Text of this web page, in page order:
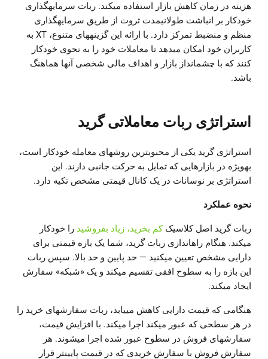
هزینه در زمان کاهش بازار استفاده میکند. ربات سرمایهگذاری
خودکار بر انباشت طولانیمدت ثروت از طریق سرمایهگذاری
منظم و منضبط تمرکز دارد. با ارائه این گزینههای متنوع، XT به
کاربران خود امکان میدهد تا معاملات خود را به نحوی خودکار
کنند که با چشمانداز بازار و اهداف مالی شخصی آنها هماهنگ
باشد.
استراتژی ربات معاملاتی گرید
استراتژی گرید یکی از محبوبترین روشهای معامله خودکار است،
بهویژه در بازارهایی که تمایل به حرکت جانبی دارند. این
استراتژی بر نوسانات در یک کانال قیمتی مشخص تکیه دارد.
نحوه عملکرد
ربات گرید اصل کلاسیککم بخرید، زیاد بفروشید را خودکار
میکند. هنگام راهاندازی ربات گرید، شما یک بازه قیمتی برای
دارایی مشخص تعیین میکنید — حد پایین و حد بالا. سپس ربات
این بازه را به سطوح افقی تقسیم میکند و یک «شبکه» سفارش
ایجاد میکند.
هنگامی که قیمت دارایی کاهش مییابد، ربات سفارشهای خرید را
در هر سطحی که عبور میکند اجرا میکند. با افزایش قیمت،
سفارشهای فروش در سطوح عبور شده اجرا میشوند. هر
سفارش فروش با سفارش خریدی که در قیمت پایینتر قرار